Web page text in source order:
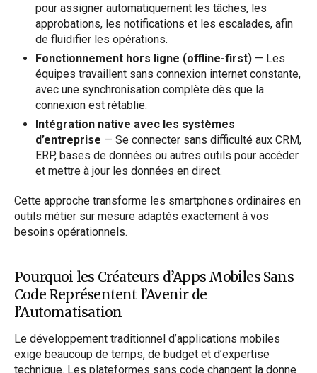
pour assigner automatiquement les tâches, les
approbations, les notifications et les escalades, afin
de fluidifier les opérations.
Fonctionnement hors ligne (offline-first) — Les
équipes travaillent sans connexion internet constante,
avec une synchronisation complète dès que la
connexion est rétablie.
Intégration native avec les systèmes
d’entreprise — Se connecter sans difficulté aux CRM,
ERP, bases de données ou autres outils pour accéder
et mettre à jour les données en direct.
Cette approche transforme les smartphones ordinaires en
outils métier sur mesure adaptés exactement à vos
besoins opérationnels.
Pourquoi les Créateurs d’Apps Mobiles Sans
Code Représentent l’Avenir de
l’Automatisation
Le développement traditionnel d’applications mobiles
exige beaucoup de temps, de budget et d’expertise
technique. Les plateformes sans code changent la donne